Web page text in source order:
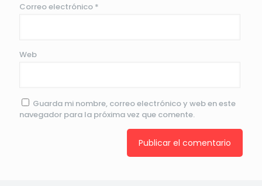
Correo electrónico *
Web
Guarda mi nombre, correo electrónico y web en este
navegador para la próxima vez que comente.